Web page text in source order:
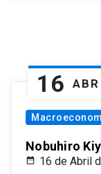
16 ABR
Nobuhiro
16 de Abril